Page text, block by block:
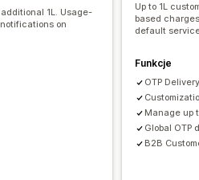
1L. Usage-
on
Up to 1L
based
default
Funkcje
OTP
Manage up
Global OTP
B2B